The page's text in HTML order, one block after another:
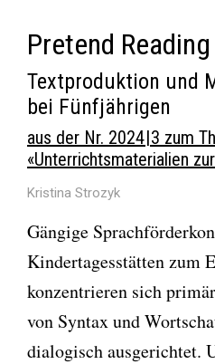
Pretend Reading
Textproduktion und
bei Fünfjährigen
aus der Nr. 2024 | 3 zum
«Unterrichtsmaterialien
Kristina Strozyk
Gängige
Kindertagesstätten zum
konzentrieren sich
von Syntax und
dialogisch ausgerichtet.